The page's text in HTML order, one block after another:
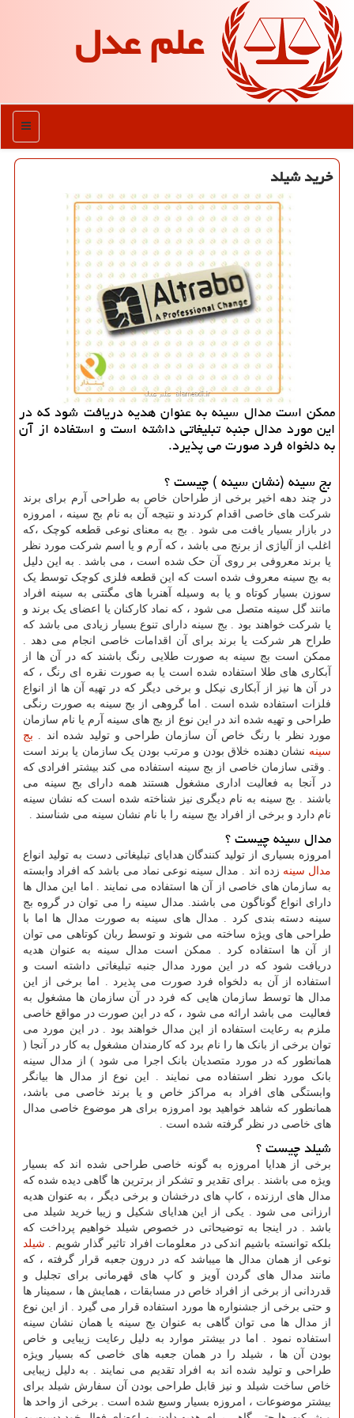
علم عدل
منو
خرید شیلد
ممكن است مدال سینه به عنوان هدیه دریافت شود كه در
این مورد مدال جنبه تبلیغاتی داشته است و استفاده از آن
به دلخواه فرد صورت می پذیرد.
بج سینه (نشان سینه ) چیست ؟
در چند دهه اخیر برخی از طراحان خاص به طراحی آرم برای برند
شرکت های خاصی اقدام کردند و نتیجه آن به نام بج سینه ، امروزه
در بازار بسیار یافت می شود . بج به معنای نوعی قطعه کوچک ،که
اغلب از آلیاژی از برنج می باشد ، که آرم و یا اسم شرکت مورد نظر
یا برند معروفی بر روی آن حک شده است ، می باشد . به این دلیل
به بج سینه معروف شده است که این قطعه فلزی کوچک توسط یک
سوزن بسیار کوتاه و یا به وسیله آهنربا های مگنتی به سینه افراد
مانند گل سینه متصل می شود ، که نماد کارکنان یا اعضای یک برند و
یا شرکت خواهند بود . بج سینه دارای تنوع بسیار زیادی می باشد که
طراح هر شرکت یا برند برای آن اقدامات خاصی انجام می دهد .
ممکن است بج سینه به صورت طلایی رنگ باشند که در آن ها از
آبکاری های طلا استفاده شده است یا به صورت نقره ای رنگ ، که
در آن ها نیز از آبکاری نیکل و برخی دیگر که در تهیه آن ها از انواع
فلزات استفاده شده است . اما گروهی از بج سینه به صورت رنگی
طراحی و تهیه شده اند در این نوع از بج های سینه آرم یا نام سازمان
مورد نظر با رنگ خاص آن سازمان طراحی و تولید شده اند . بج
سینه نشان دهنده خلاق بودن و مرتب بودن یک سازمان یا برند است
. وقتی سازمان خاصی از بج سینه استفاده می کند بیشتر افرادی که
در آنجا به فعالیت اداری مشغول هستند همه دارای بج سینه می
باشند . بج سینه به نام دیگری نیز شناخته شده است که نشان سینه
نام دارد و برخی از افراد بج سینه را با نام نشان سینه می شناسند .
مدال سینه چیست ؟
امروزه بسیاری از تولید کنندگان هدایای تبلیغاتی دست به تولید انواع
مدال سینه زده اند . مدال سینه نوعی نماد می باشد که افراد وابسته
به سازمان های خاصی از آن ها استفاده می نمایند . اما این مدال ها
دارای انواع گوناگون می باشند. مدال سینه را می توان در گروه بج
سینه دسته بندی کرد . مدال های سینه به صورت مدال ها اما با
طراحی های ویژه ساخته می شوند و توسط ربان کوتاهی می توان
از آن ها استفاده کرد . ممکن است مدال سینه به عنوان هدیه
دریافت شود که در این مورد مدال جنبه تبلیغاتی داشته است و
استفاده از آن به دلخواه فرد صورت می پذیرد . اما برخی از این
مدال ها توسط سازمان هایی که فرد در آن سازمان ها مشغول به
فعالیت می باشد ارائه می شود ، که در این صورت در مواقع خاصی
ملزم به رعایت استفاده از این مدال خواهند بود . در این مورد می
توان برخی از بانک ها را نام برد که کارمندان مشغول به کار در آنجا (
همانطور که در مورد متصدیان بانک اجرا می شود ) از مدال سینه
بانک مورد نظر استفاده می نمایند . این نوع از مدال ها بیانگر
وابستگی های افراد به مراکز خاص و یا برند خاصی می باشد،
همانطور که شاهد خواهید بود امروزه برای هر موضوع خاصی مدال
های خاصی در نظر گرفته شده است .
شیلد چیست ؟
برخی از هدایا امروزه به گونه خاصی طراحی شده اند که بسیار
ویژه می باشند . برای تقدیر و تشکر از برترین ها گاهی دیده شده که
مدال های ارزنده ، کاپ های درخشان و برخی دیگر ، به عنوان هدیه
ارزانی می شود . یکی از این هدایای شکیل و زیبا خرید شیلد می
باشد . در اینجا به توضیحاتی در خصوص شیلد خواهیم پرداخت که
بلکه توانسته باشیم اندکی در معلومات افراد تاثیر گذار شویم . شیلد
نوعی از همان مدال ها میباشد که در درون جعبه قرار گرفته ، که
مانند مدال های گردن آویز و کاپ های قهرمانی برای تجلیل و
قدردانی از برخی از افراد خاص در مسابقات ، همایش ها ، سمینار ها
و حتی برخی از جشنواره ها مورد استفاده قرار می گیرد . از این نوع
از مدال ها می توان گاهی به عنوان بج سینه یا همان نشان سینه
استفاده نمود . اما در بیشتر موارد به دلیل رعایت زیبایی و خاص
بودن آن ها ، شیلد را در همان جعبه های خاصی که بسیار ویژه
طراحی و تولید شده اند به افراد تقدیم می نمایند . به دلیل زیبایی
خاص ساخت شیلد و نیز قابل طراحی بودن آن سفارش شیلد برای
بیشتر موضوعات ، امروزه بسیار وسیع شده است . برخی از واحد ها